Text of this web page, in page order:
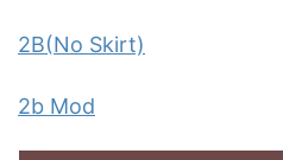
2B(No Skirt)
2b Mod